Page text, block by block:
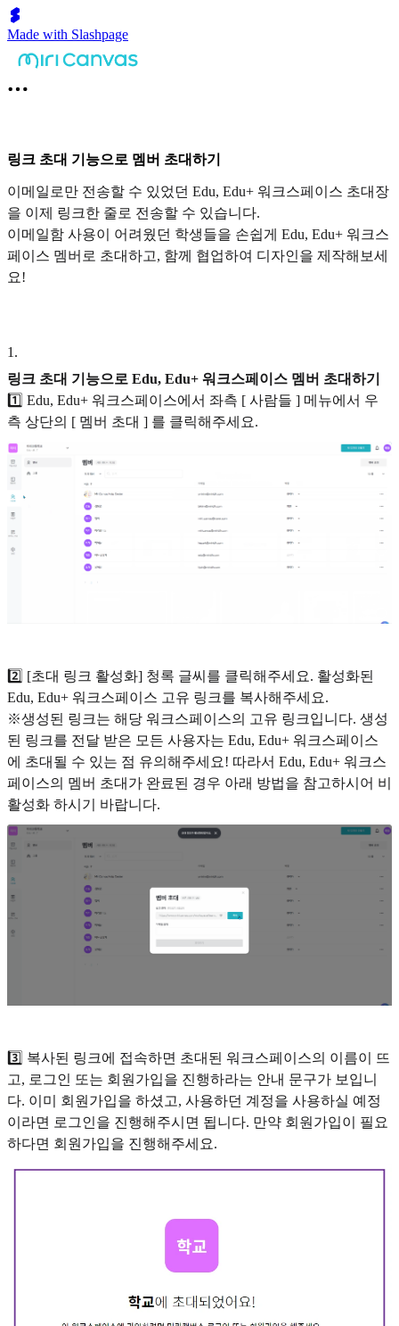
Made with Slashpage
링크 초대 기능으로 멤버 초대하기
이메일로만 전송할 수 있었던 Edu, Edu+ 워크스페이스 초대장
을 이제 링크한 줄로 전송할 수 있습니다.
이메일함 사용이 어려웠던 학생들을 손쉽게 Edu, Edu+ 워크스
페이스 멤버로 초대하고, 함께 협업하여 디자인을 제작해보세
요!
1 .
링크 초대 기능으로 Edu, Edu+ 워크스페이스 멤버 초대하기
1️⃣ Edu, Edu+ 워크스페이스에서 좌측 [ 사람들 ] 메뉴에서 우
측 상단의 [ 멤버 초대 ] 를 클릭해주세요.
2️⃣ [초대 링크 활성화] 청록 글씨를 클릭해주세요. 활성화된
Edu, Edu+ 워크스페이스 고유 링크를 복사해주세요.
※생성된 링크는 해당 워크스페이스의 고유 링크입니다. 생성
된 링크를 전달 받은 모든 사용자는 Edu, Edu+ 워크스페이스
에 초대될 수 있는 점 유의해주세요! 따라서 Edu, Edu+ 워크스
페이스의 멤버 초대가 완료된 경우 아래 방법을 참고하시어 비
활성화 하시기 바랍니다.
3️⃣ 복사된 링크에 접속하면 초대된 워크스페이스의 이름이 뜨
고, 로그인 또는 회원가입을 진행하라는 안내 문구가 보입니
다. 이미 회원가입을 하셨고, 사용하던 계정을 사용하실 예정
이라면 로그인을 진행해주시면 됩니다. 만약 회원가입이 필요
하다면 회원가입을 진행해주세요.